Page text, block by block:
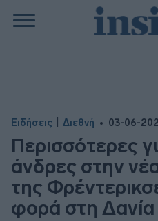
Ειδήσεις Διεθνή 03-06-
Περισσότερες
άνδρες στην
της
φορά στη Δανία